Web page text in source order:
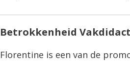
Betrokkenheid
Florentine is een van de